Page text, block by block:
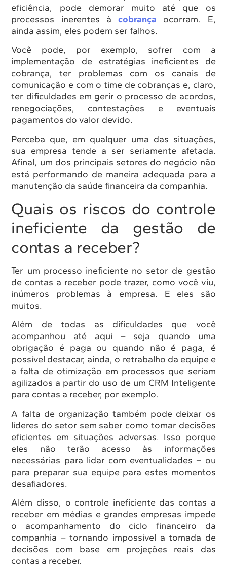
eficiência, pode demorar muito até que os
processos inerentes àcobrança ocorram. E,
ainda assim, eles podem ser falhos.
Você pode, por exemplo, sofrer com a
implementação de estratégias ineficientes de
cobrança, ter problemas com os canais de
comunicação e com o time de cobranças e, claro,
ter dificuldades em gerir o processo de acordos,
renegociações, contestações e eventuais
pagamentos do valor devido.
Perceba que, em qualquer uma das situações,
sua empresa tende a ser seriamente afetada.
Afinal, um dos principais setores do negócio não
está performando de maneira adequada para a
manutenção da saúde financeira da companhia.
Quais os riscos do controle
ineficiente da gestão de
contas a receber?
Ter um processo ineficiente no setor de gestão
de contas a receber pode trazer, como você viu,
inúmeros problemas à empresa. E eles são
muitos.
Além de todas as dificuldades que você
acompanhou até aqui – seja quando uma
obrigação é paga ou quando não é paga, é
possível destacar, ainda, o retrabalho da equipe e
a falta de otimização em processos que seriam
agilizados a partir do uso de um CRM Inteligente
para contas a receber, por exemplo.
A falta de organização também pode deixar os
líderes do setor sem saber como tomar decisões
eficientes em situações adversas. Isso porque
eles não terão acesso às informações
necessárias para lidar com eventualidades – ou
para preparar sua equipe para estes momentos
desafiadores.
Além disso, o controle ineficiente das contas a
receber em médias e grandes empresas impede
o acompanhamento do ciclo financeiro da
companhia – tornando impossível a tomada de
decisões com base em projeções reais das
contas a receber.